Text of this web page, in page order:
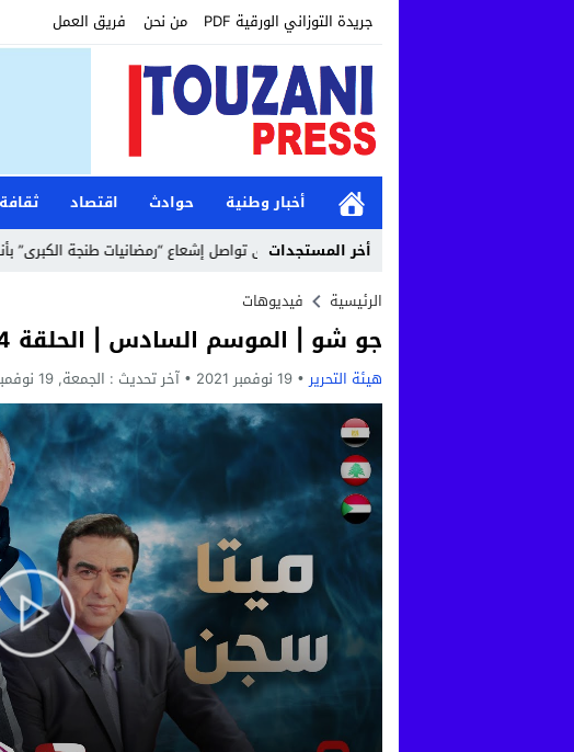
جريدة التوزاني الورقية PDF من نحن فريق العمل
أخبار وطنية حوادث اقتصاد
أخر المستجدات
مؤسسة طنجة الكبرى تواصل إشعاع “رمضانيات طنجة الكبرى” بأنشطة
الرئيسية
فيديوهات
جو شو | الموسم السادس | الحلقة 24 | ميتا سجن
هيئة التحرير 19 نوفمبر 2021 آخر تحديث : الجمعة, 19 نوفمبر, 2021 - 9:34 صباحًا